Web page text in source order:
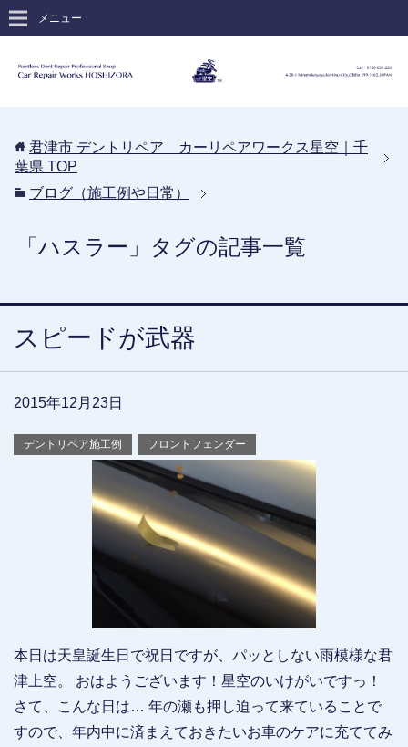
メニュー
君津市 デントリペア カーリペアワークス星空｜千
葉県 TOP
ブログ（施工例や日常）
「ハスラー」タグの記事一覧
スピードが武器
2015年12月23日
デントリペア施工例 フロントフェンダー
本日は天皇誕生日で祝日ですが、パッとしない雨模様な君
津上空。 おはようございます！星空のいけがいですっ！
さて、こんな日は… 年の瀬も押し迫って来ていることで
すので、年内中に済まえておきたいお車のケアに充ててみ